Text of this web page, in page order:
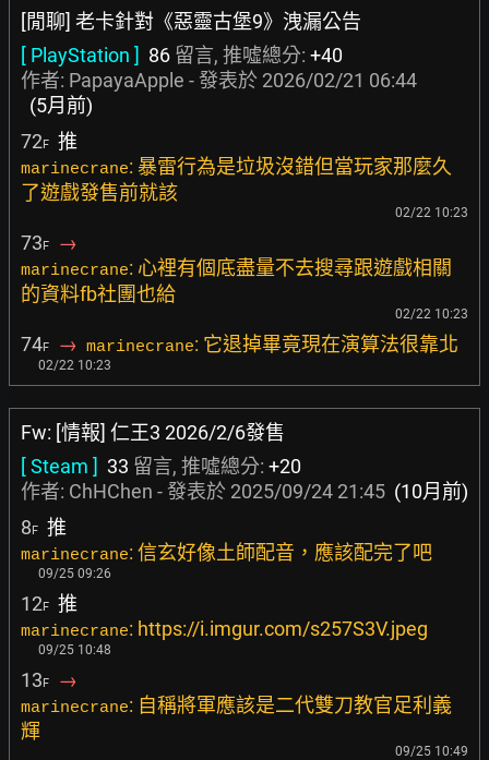
[閒聊] 老卡針對《惡靈古堡9》洩漏公告
[ PlayStation ] 86 留言, 推噓總分: +40
作者: PapayaApple - 發表於 2026/02/21 06:44
(5月前)
72F 推
marinecrane: 暴雷行為是垃圾沒錯但當玩家那麼久
了遊戲發售前就該
02/22 10:23
73F →
marinecrane: 心裡有個底盡量不去搜尋跟遊戲相關
的資料fb社團也給
02/22 10:23
74F → marinecrane: 它退掉畢竟現在演算法很靠北
02/22 10:23
Fw: [情報] 仁王3 2026/2/6發售
[ Steam ] 33 留言, 推噓總分: +20
作者: ChHChen - 發表於 2025/09/24 21:45 (10月前)
8F 推
marinecrane: 信玄好像土師配音，應該配完了吧
09/25 09:26
12F 推
marinecrane: https://i.imgur.com/s257S3V.jpeg
09/25 10:48
13F →
marinecrane: 自稱將軍應該是二代雙刀教官足利義
輝
09/25 10:49